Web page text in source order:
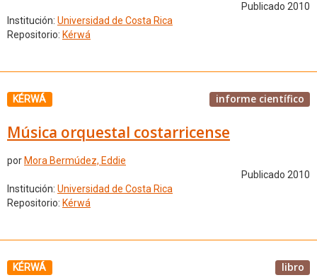
Publicado 2010
Institución: Universidad de Costa Rica
Repositorio: Kérwá
KÉRWÁ informe científico
Música orquestal costarricense
por Mora Bermúdez, Eddie
Publicado 2010
Institución: Universidad de Costa Rica
Repositorio: Kérwá
KÉRWÁ libro